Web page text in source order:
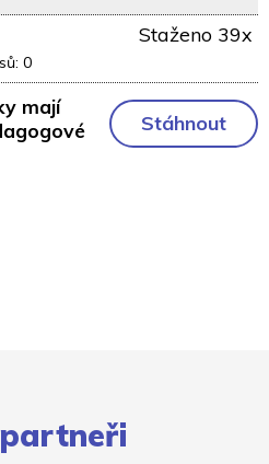
Staženo 39x
0
Stáhnout
mají